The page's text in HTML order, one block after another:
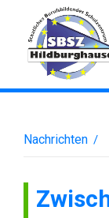
Nachrichten /